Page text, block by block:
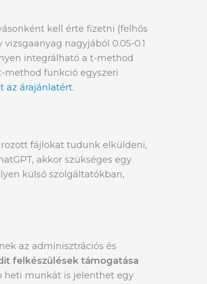
kell érte fizetni (felhős
nagyjából 0.05-0.1
integrálható a t-method
method funkció egyszeri
az árajánlatért.
fájlokat tudunk elküldeni,
akkor szükséges egy
külső szolgáltatókban,
az adminisztrációs és
felkészülések támogatása
heti munkát is jelenthet egy